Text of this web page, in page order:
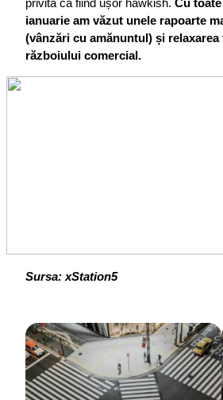
privită ca fiind ușor hawkish. Cu
ianuarie am văzut unele rapoarte
(vânzări cu amănuntul) și
războiului comercial.
Sursa: xStation5